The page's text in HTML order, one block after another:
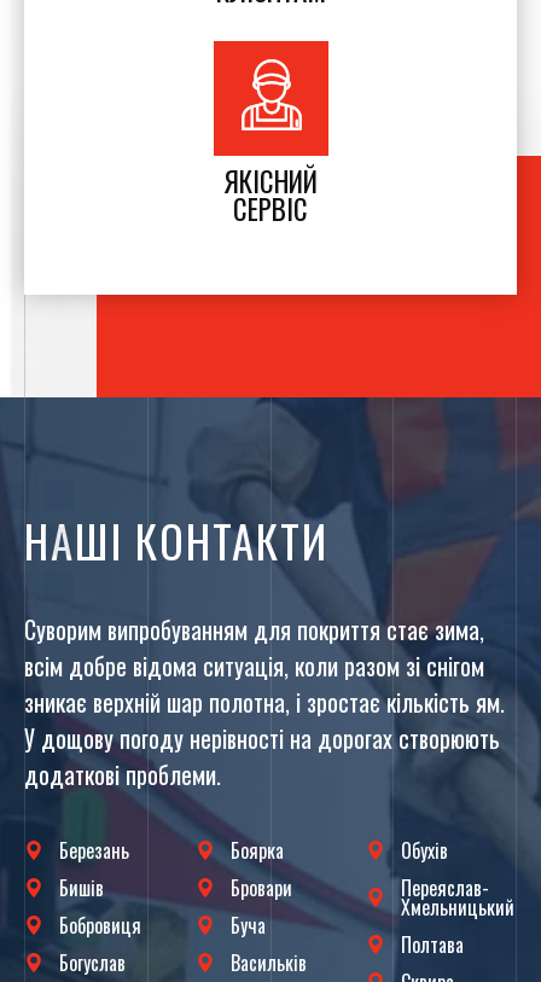
Якщо вам потрібно оновлення відмостки навколо будинку, то
ви можете звернутися до нас. Для того, щоб зробити ремонт
асфальтового покриття використовуються ручні інструменти,
відбійні молотки, катки, фрези. Ми надаємо також послуги з
часткового ремонту асфальтових покриттів, послуги
капітального асфальтування.
Асфальтування потрібно виконувати в найкоротші терміни. Це
причини перекритого дорожнього руху. У нашій компанії "Лев
послуги засфальтування доріг, тротуарів, вулиць і
ЯКІСНИЙ
СЕРВІС
НАШІ КОНТАКТИ
Суворим випробуванням для покриття стає зима,
всім добре відома ситуація, коли разом зі снігом
зникає верхній шар полотна, і зростає кількість ям.
У дощову погоду нерівності на дорогах створюють
додаткові проблеми.
Березань
Бишів
Бобровиця
Богуслав
Боярка
Бровари
Буча
Васильків
Обухів
Переяслав-
Хмельницький
Полтава